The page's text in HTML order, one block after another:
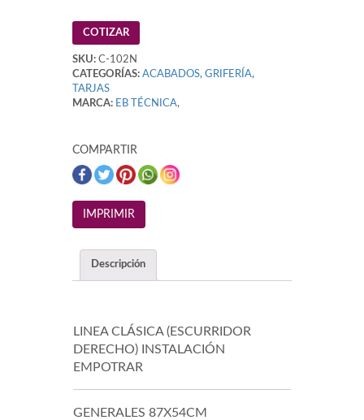
COTIZAR
SKU: C-102N
CATEGORÍAS: ACABADOS, GRIFERÍA,
TARJAS
MARCA: EB TÉCNICA,
COMPARTIR
Descripción
LINEA CLÁSICA (ESCURRIDOR
DERECHO) INSTALACIÓN
EMPOTRAR
GENERALES 87X54CM